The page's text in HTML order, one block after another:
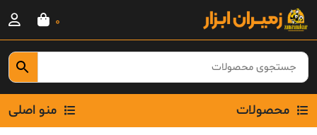
Skip
content
0
محصولات منو اصلی